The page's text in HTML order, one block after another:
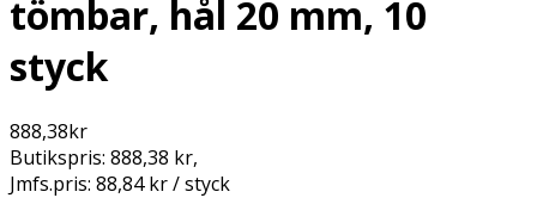
tömbar, hål 20 mm, 10
styck
888,38kr
Butikspris: 888,38 kr,
Jmfs.pris: 88,84 kr / styck